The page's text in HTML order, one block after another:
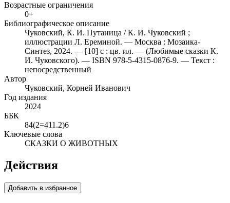
Возрастные ограничения
0+
Библиографическое описание
Чуковский, К. И. Путаница / К. И. Чуковский ;
иллюстрации Л. Ереминой. — Москва : Мозаика-
Синтез, 2024. — [10] с : цв. ил. — (Любимые сказки К.
И. Чуковского). — ISBN 978-5-4315-0876-9. — Текст :
непосредственный
Автор
Чуковский, Корней Иванович
Год издания
2024
ББК
84(2=411.2)6
Ключевые слова
СКАЗКИ О ЖИВОТНЫХ
Действия
Добавить в избранное